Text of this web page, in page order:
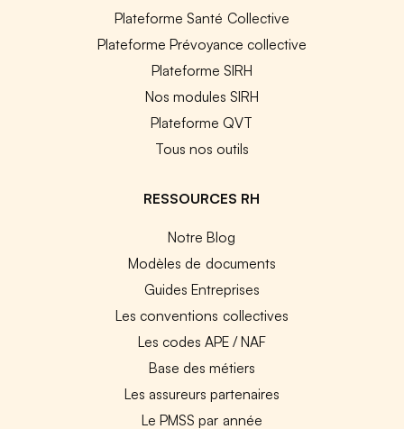
Plateforme Santé Collective
Plateforme Prévoyance collective
Plateforme SIRH
Nos modules SIRH
Plateforme QVT
Tous nos outils
RESSOURCES RH
Notre Blog
Modèles de documents
Guides Entreprises
Les conventions collectives
Les codes APE / NAF
Base des métiers
Les assureurs partenaires
Le PMSS par année